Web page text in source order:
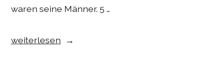
waren seine Männer. 5 …
„Gaming
weiterlesen